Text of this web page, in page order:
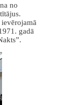
no
gadā